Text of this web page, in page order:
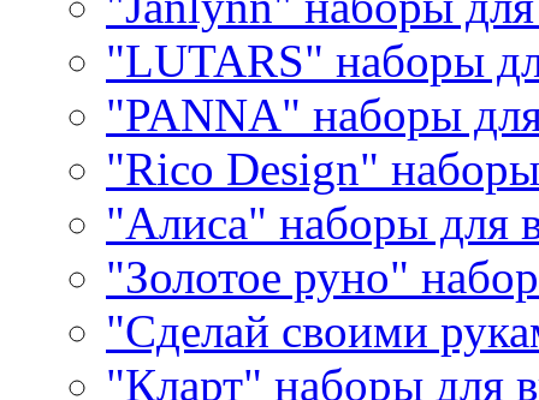
"LUTARS" наборы
"PANNA" наборы
"Rico Design"
"Алиса" наборы для
"Золотое руно"
"Сделай своими
"Кларт" наборы для